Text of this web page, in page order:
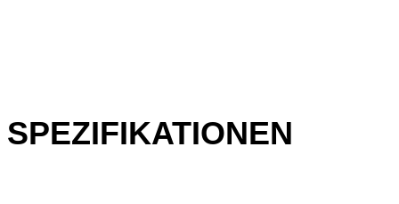
SPEZIFIKATIONEN